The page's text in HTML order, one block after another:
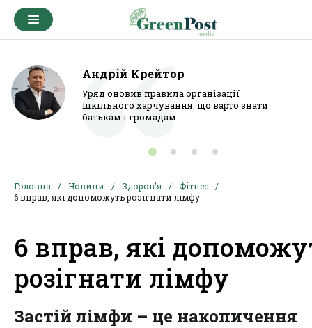
Андрій Крейтор
Уряд оновив правила організації
шкільного харчування: що варто знати
батькам і громадам
Головна Новини Здоров'я
Фітнес
6 вправ, які допоможуть розігнати лімфу
6 вправ, які
розігнати лімфу
Застій лімфи – це накопичення